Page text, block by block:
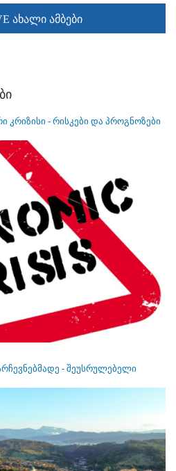
ახალი ამბები
- რისკები და პროგნოზები
- შეუსრულებელი